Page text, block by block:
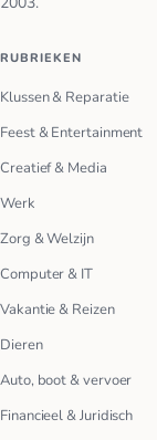
RUBRIEKEN
Klussen & Reparatie
Feest & Entertainment
Creatief & Media
Werk
Zorg & Welzijn
Computer & IT
Vakantie & Reizen
Dieren
Auto, boot & vervoer
Financieel & Juridisch